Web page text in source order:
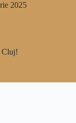
2025
Cluj!